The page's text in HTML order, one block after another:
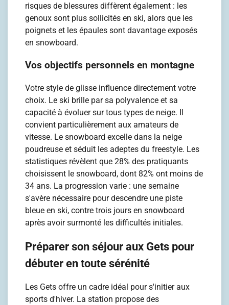
risques de blessures diffèrent également : les
genoux sont plus sollicités en ski, alors que les
poignets et les épaules sont davantage exposés
en snowboard.
Vos objectifs personnels en montagne
Votre style de glisse influence directement votre
choix. Le ski brille par sa polyvalence et sa
capacité à évoluer sur tous types de neige. Il
convient particulièrement aux amateurs de
vitesse. Le snowboard excelle dans la neige
poudreuse et séduit les adeptes du freestyle. Les
statistiques révèlent que 28% des pratiquants
choisissent le snowboard, dont 82% ont moins de
34 ans. La progression varie : une semaine
s'avère nécessaire pour descendre une piste
bleue en ski, contre trois jours en snowboard
après avoir surmonté les difficultés initiales.
Préparer son séjour aux Gets pour
débuter en toute sérénité
Les Gets offre un cadre idéal pour s'initier aux
sports d'hiver. La station propose des